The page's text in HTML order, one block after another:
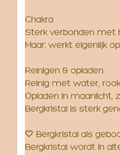
Chakra
Sterk verbonden met
Maar: werkt eigenlijk
Reinigen & opladen
Reinig met water,
Opladen in
Bergkristal is sterk
🤍 Bergkristal als
Bergkristal wordt in